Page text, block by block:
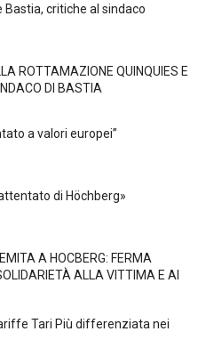
critiche al sindaco
ROTTAMAZIONE QUINQUIES E
DI BASTIA
a valori europei”
di Höchberg»
A HÖCBERG: FERMA
ALLA VITTIMA E AI
Tari Più differenziata nei